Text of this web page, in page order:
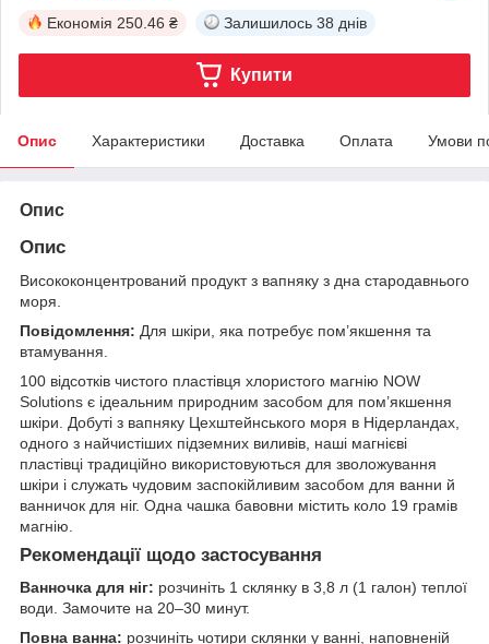
Економія 250.46 ₴ Залишилось 38 днів
Купити
Опис Характеристики Доставка Оплата Умови
Опис
Опис
Висококонцентрований продукт з вапняку з дна стародавнього
моря.
Повідомлення: Для шкіри, яка потребує пом’якшення та
втамування.
100 відсотків чистого пластівця хлористого магнію NOW
Solutions є ідеальним природним засобом для пом’якшення
шкіри. Добуті з вапняку Цехштейнського моря в Нідерландах,
одного з найчистіших підземних виливів, наші магнієві
пластівці традиційно використовуються для зволожування
шкіри і служать чудовим заспокійливим засобом для ванни й
ванничок для ніг. Одна чашка бавовни містить коло 19 грамів
магнію.
Рекомендації щодо застосування
Ванночка для ніг: розчиніть 1 склянку в 3,8 л (1 галон) теплої
води. Замочите на 20–30 минут.
Повна ванна: розчиніть чотири склянки у ванні, наповненій